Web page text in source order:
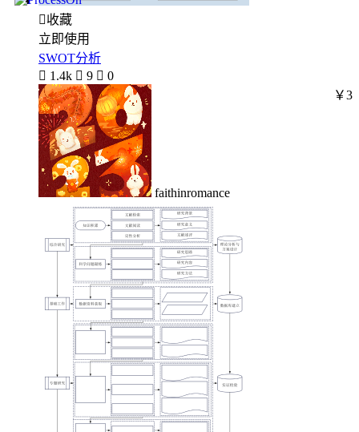
收藏
立即使用
SWOT分析
 1.4k  9  0
faithinromance
￥3